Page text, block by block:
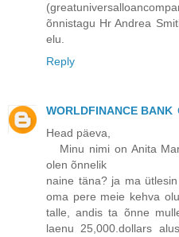
õnnistagu Hr Andrea
elu.
Reply
WORLDFINANCE BANK
Head päeva,
Minu nimi on Anita
olen õnnelik
naine täna? ja ma
oma pere meie kehva
talle, andis ta õnne
laenu 25,000.dollars